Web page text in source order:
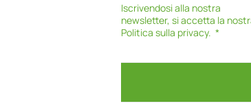
Iscrivendosi alla nostra
newsletter, si accetta la
Politica sulla privacy.